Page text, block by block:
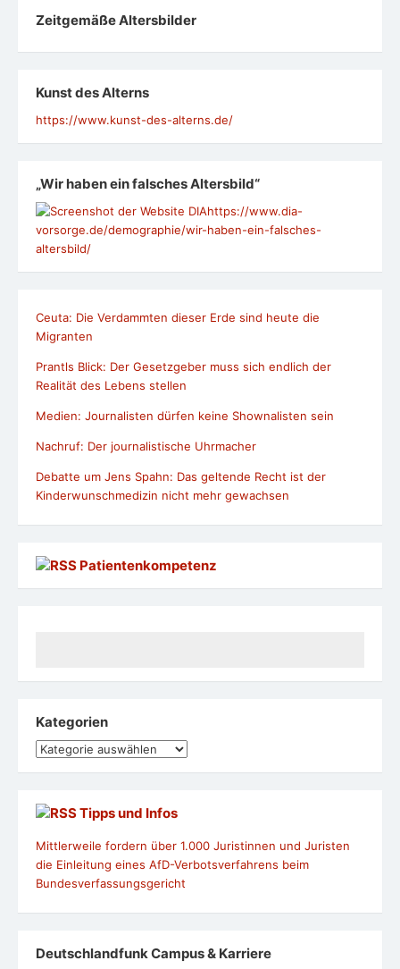
Zeit­ge­mäße Alters­bil­der
Kunst des Alterns
https://www.kunst-des-alterns.de/
„Wir haben ein falsches Altersbild“
https://www.dia-
vorsorge.de/demographie/wir-haben-ein-falsches-
altersbild/
Ceuta: Die Verdammten dieser Erde sind heute die
Migranten
Prantls Blick: Der Gesetzgeber muss sich endlich der
Realität des Lebens stellen
Medien: Journalisten dürfen keine Shownalisten sein
Nachruf: Der journalistische Uhrmacher
Debatte um Jens Spahn: Das geltende Recht ist der
Kinderwunschmedizin nicht mehr gewachsen
Patientenkompetenz
Kategorien
Kategorien
Tipps und Infos
Mittlerweile fordern über 1.000 Juristinnen und Juristen
die Einleitung eines AfD-Verbotsverfahrens beim
Bundesverfassungsgericht
Deutschlandfunk Campus & Karriere